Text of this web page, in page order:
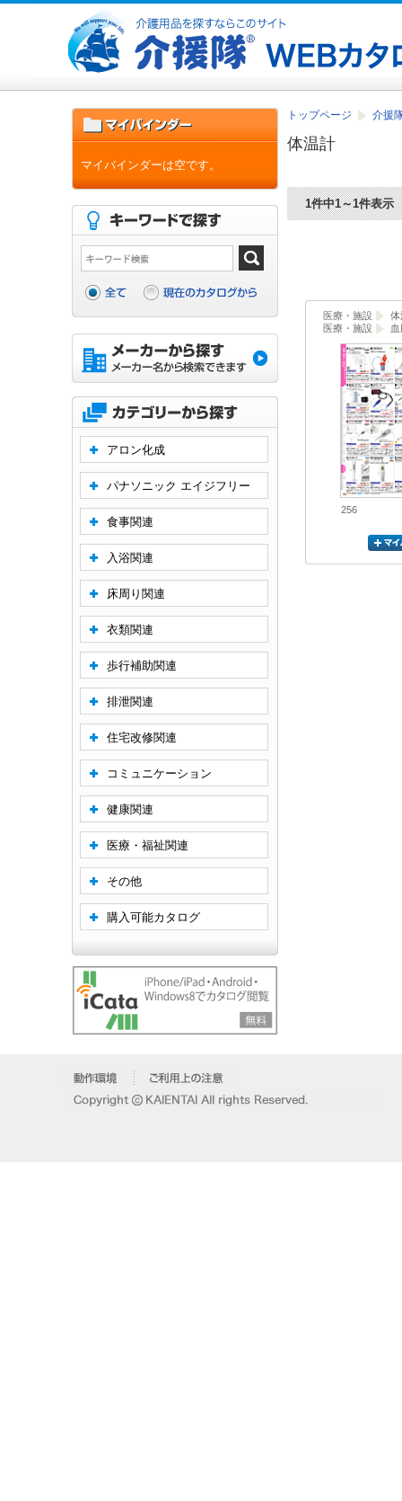
トップページ 介援
体温計
1件中1～1件表示
医療・施設
体
医療・施設
256
マイバインダーは空です。
アロン化成
パナソニック エイジフリー
食事関連
入浴関連
床周り関連
衣類関連
歩行補助関連
排泄関連
住宅改修関連
コミュニケーション
健康関連
医療・福祉関連
その他
購入可能カタログ